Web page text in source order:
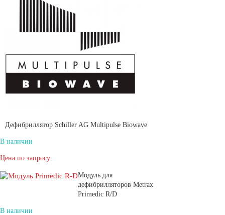
Дефибриллятор Schiller AG Multipulse Biowave
В наличии
Цена по запросу
Модуль для
дефибрилляторов Metrax
Primedic R/D
В наличии